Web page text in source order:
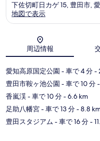
下佐切町日カゲ 15, 豊田市,
地図で表示
周辺情報
愛知高原国定公園 - 車で 4 分-
豊田市鞍ヶ池公園 - 車で 10 分
香嵐渓- 車で 10 分- 6.6 km
足助八幡宮- 車で 13 分- 8.8
豊田スタジアム - 車で 16 分-